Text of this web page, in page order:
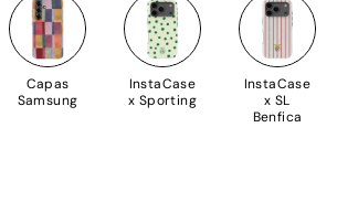
Capas
Samsung
InstaCase
x Sporting
InstaCase
x SL
Benfica